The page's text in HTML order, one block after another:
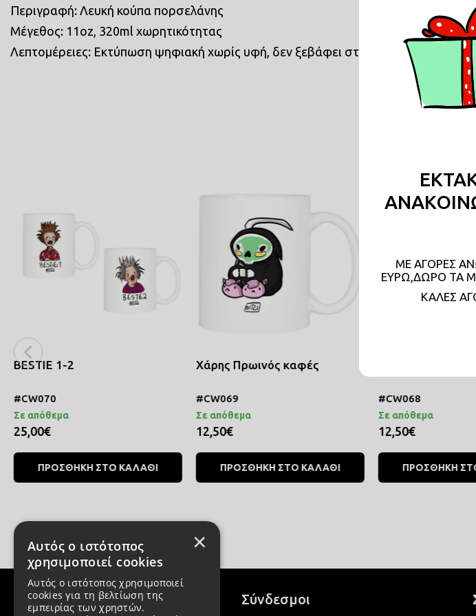
Περιγραφή: Λευκή κούπα πορσελάνης
Μέγεθος: 11oz, 320ml χωρητικότητας
Λεπτομέρειες: Εκτύπωση ψηφιακή χωρίς υφή, δεν ξεβάφει στο πλυντήριο
BESTIE 1-2
#CW070
Σε απόθεμα
25,00€
ΠΡΟΣΘΗΚΗ ΣΤΟ ΚΑΛΑΘΙ
Χάρης Πρωινός καφές
#CW069
Σε απόθεμα
12,50€
ΠΡΟΣΘΗΚΗ ΣΤΟ ΚΑΛΑΘΙ
#CW068
Σε απόθεμα
12,50€
ΠΡΟΣΘΗΚΗ
ΜΕ ΑΓΟΡΕΣ
ΕΥΡΩ,ΔΩΡΟ ΤΑ
KAΛΕΣ
Σύνδεσμοι
×
Αυτός ο ιστότοπος
χρησιμοποιεί cookies
Αυτός ο ιστότοπος χρησιμοποιεί
cookies για τη βελτίωση της
εμπειρίας των χρηστών.